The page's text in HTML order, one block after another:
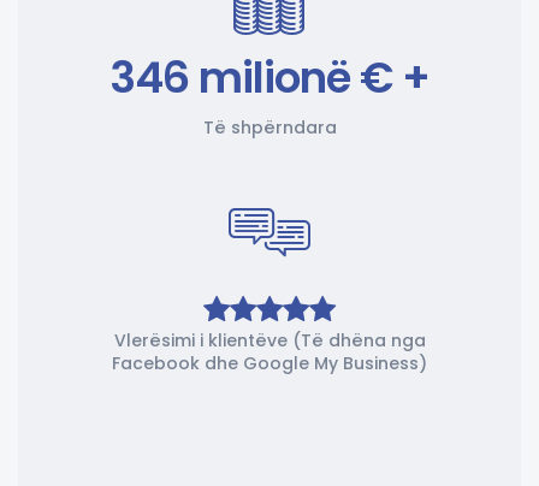
346 milionë € +
Të shpërndara
Vlerësimi i klientëve (Të dhëna nga
Facebook dhe Google My Business)